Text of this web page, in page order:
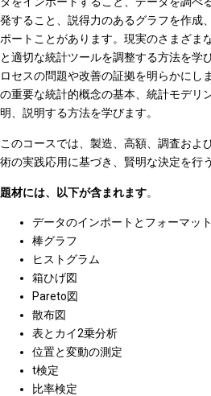
発すること、説得力のあるグラフを作成
ポートことがあります。現実のさまざま
と適切な統計ツールを調整する方法を学
ロセスの問題や改善の証拠を明らかにし
の重要な統計的概念の基本、統計モデリ
明、説明する方法を学びます。
このコースでは、製造、高額、調査およ
術の実践応用に基づき、賢明な決定を行
題材には、以下が含まれます。
データのインポートとフォーマット
棒グラフ
ヒストグラム
箱ひげ図
Pareto図
散布図
表とカイ2乗分析
位置と変動の測定
t検定
比率検定